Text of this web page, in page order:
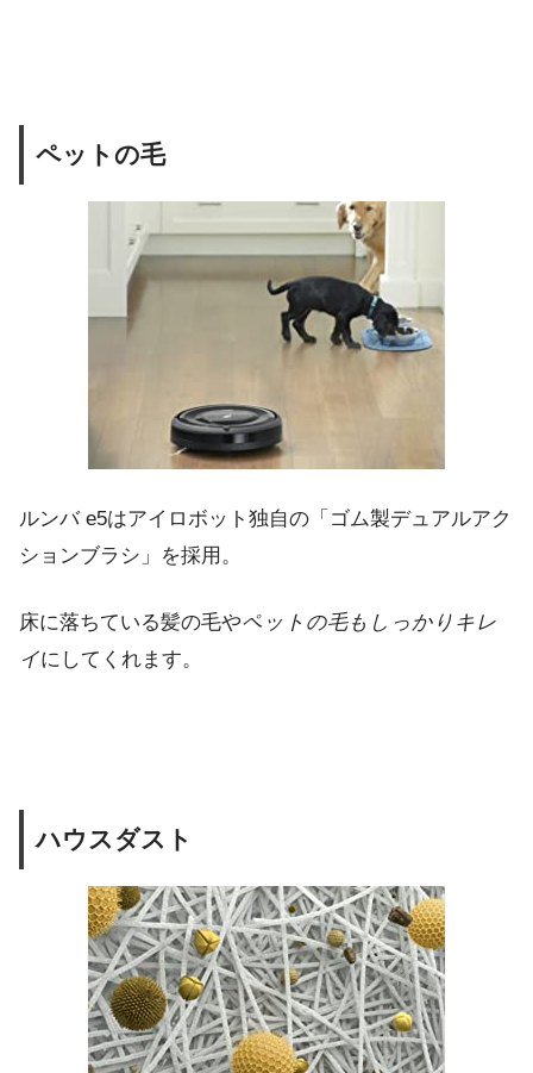
ペットの毛
ルンバ e5はアイロボット独自の「ゴム製デュアルアク
ションブラシ」を採用。
床に落ちている髪の毛やペットの毛もしっかりキレ
イにしてくれます。
ハウスダスト